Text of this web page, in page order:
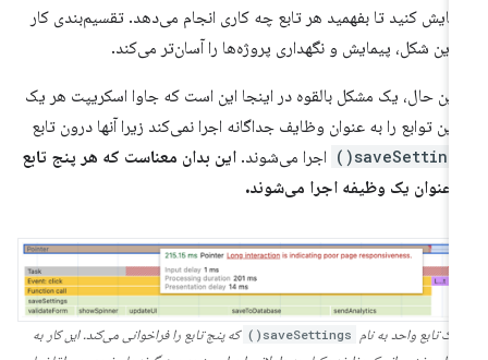
کنید تا بفهمید هر تابع چه کاری انجام می‌دهد. تقسیم‌بندی کار
این شکل، پیمایش و نگهداری پروژه‌ها را آسان‌تر می‌کند.
این حال، یک مشکل بالقوه در اینجا این است که جاوا اسکریپت هر یک
این توابع را به عنوان وظایف جداگانه اجرا نمی‌کند زیرا آنها درون تابع
اجرا می‌شوند.این بدان معناست که هر پنج تابع
عنوان یک وظیفه اجرا می‌شوند.
یک تابع واحد به نام saveSettings()
که پنج تابع را فراخوانی می‌کند. این کار به